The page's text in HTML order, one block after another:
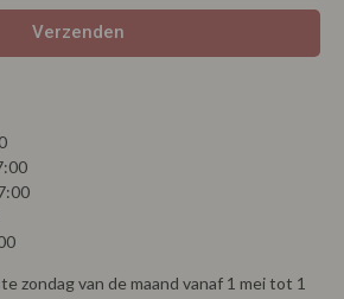
Verzenden
zondag van de maand vanaf 1 mei tot 1